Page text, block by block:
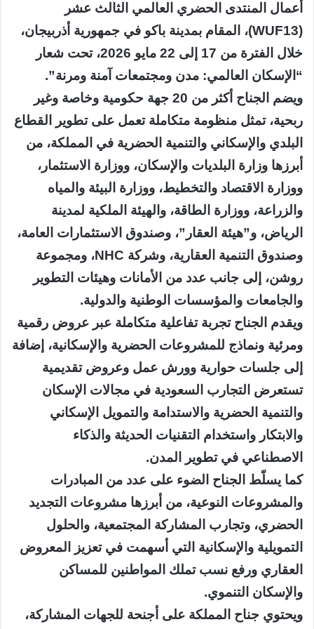
أعمال المنتدى الحضري العالمي الثالث عشر
(WUF13)، المقام بمدينة باكو في جمهورية أذربيجان،
خلال الفترة من 17 إلى 22 مايو 2026، تحت شعار
“الإسكان العالمي: مدن ومجتمعات آمنة ومرنة”.
ويضم الجناح أكثر من 20 جهة حكومية وخاصة وغير
ربحية، تمثل منظومة متكاملة تعمل على تطوير القطاع
البلدي والإسكاني والتنمية الحضرية في المملكة، من
أبرزها وزارة البلديات والإسكان، ووزارة الاستثمار،
ووزارة الاقتصاد والتخطيط، ووزارة البيئة والمياه
والزراعة، ووزارة الطاقة، والهيئة الملكية لمدينة
الرياض، و”هيئة العقار”، وصندوق الاستثمارات العامة،
وصندوق التنمية العقارية، وشركة NHC، ومجموعة
روشن، إلى جانب عدد من الأمانات وهيئات التطوير
والجامعات والمؤسسات الوطنية والدولية.
ويقدم الجناح تجربة تفاعلية متكاملة عبر عروض رقمية
ومرئية ونماذج للمشروعات الحضرية والإسكانية، إضافة
إلى جلسات حوارية وورش عمل وعروض تقديمية
تستعرض التجارب السعودية في مجالات الإسكان
والتنمية الحضرية والاستدامة والتمويل الإسكاني
والابتكار واستخدام التقنيات الحديثة والذكاء
الاصطناعي في تطوير المدن.
كما يسلّط الجناح الضوء على عدد من المبادرات
والمشروعات النوعية، من أبرزها مشروعات التجديد
الحضري، وتجارب المشاركة المجتمعية، والحلول
التمويلية والإسكانية التي أسهمت في تعزيز المعروض
العقاري ورفع نسب تملك المواطنين للمساكن
والإسكان التنموي.
ويحتوي جناح المملكة على أجنحة للجهات المشاركة،